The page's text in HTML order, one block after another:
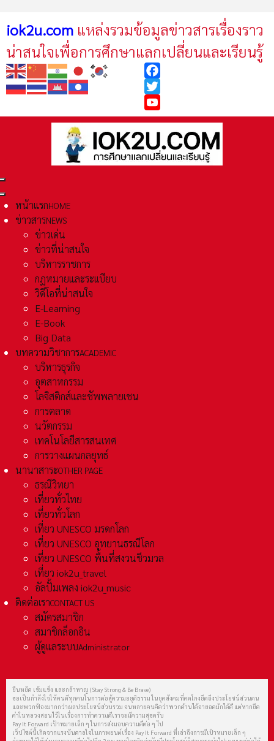
iok2u.com แหล่งรวมข้อมูลข่าวสารเรื่องราว
น่าสนใจเพื่อการศึกษาแลกเปลี่ยนและเรียนรู้
Facebook
Twitter
YouTube
หน้าแรกHOME
ข่าวสารNEWS
ข่าวเด่น
ข่าวที่น่าสนใจ
บริหารราชการ
กฏหมายและระเเบียบ
วิดีโอที่น่าสนใจ
E-Learning
E-Book
Big Data
บทความวิชาการACADEMIC
บริหารธุรกิจ
อุตสาหกรรม
โลจิสติกส์และชัพพลายเชน
การตลาด
นวัตกรรม
เทคโนโลยีสารสนเทศ
การวางแผนกลยุทธ์
นานาสาระOTHER PAGE
ธรณีวิทยา
เที่ยวทั่วไทย
เที่ยวทั่วโลก
เที่ยว UNESCO มรดกโลก
เที่ยว UNESCO อุทยานธรณีโลก
เที่ยว UNESCO พื้นที่สงวนชีวมวล
เที่ยว iok2u_travel
อัลปั้มเพลง iok2u_music
ติดต่อเราCONTACT US
สมัครสมาชิก
สมาชิกล็อกอิน
ผู้ดูแลระบบAdministrator
ยืนหยัด เข้มแข็ง และกล้าหาญ (Stay Strong & Be Brave)
ขอเป็นกำลังใจให้คนดีทุกคนในการต่อสู้ความอยุติธรรม ในยุคสังคมที่คดโกงยึดถึงประโยชน์ส่วนตน
และพวกฟ้องมากกว่าผลประโยชน์ส่วนรวม จนหลายคนคิดว่าพวกด้านได้อายอดมักได้ดี แต่หากยึด
คำในหลวงสอนไว้ในเรื่องการทำความดีเราจะมีความสุขครับ
Pay It Forward เป้าหมายเล็ก ๆ ในการส่งมอบความดีต่อ ๆ ไป
เว็ปไซต์นี้เกิดจากแรงบันดาลใจในภาพยนต์เรื่อง Pay It Forward ที่เล่าถึงการมีเป้าหมายเล็ก ๆ